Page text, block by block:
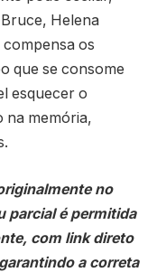
Helena
os
que se consome
esquecer o
na memória,
no
parcial é permitida
com link direto
a correta